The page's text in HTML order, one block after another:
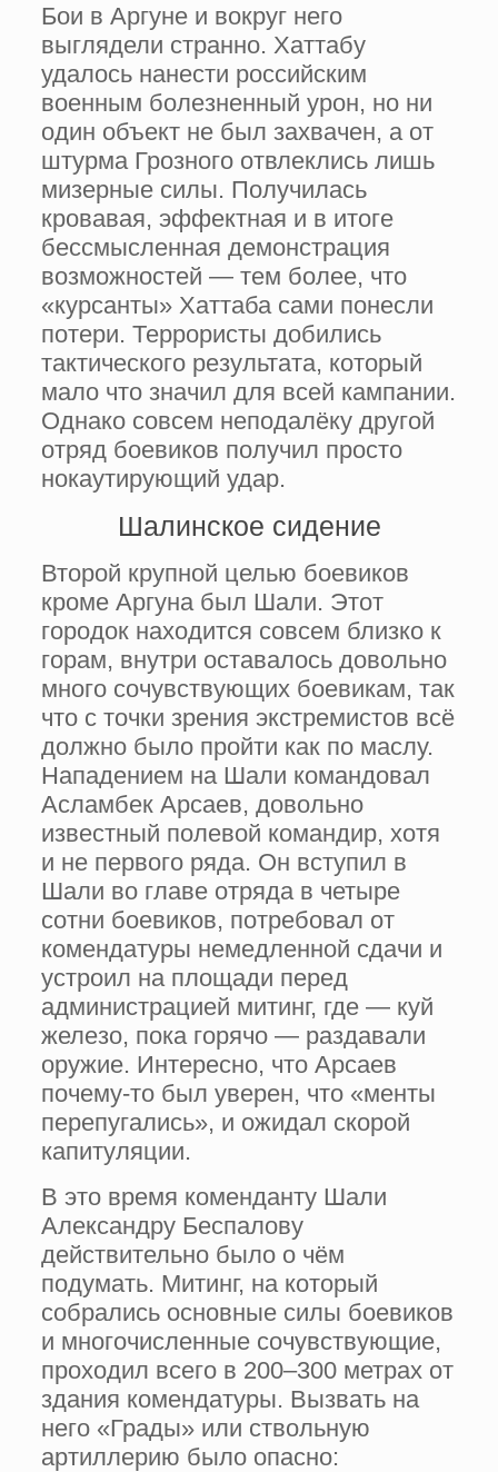
Бои в Аргуне и вокруг него
выглядели странно. Хаттабу
удалось нанести российским
военным болезненный урон, но ни
один объект не был захвачен, а от
штурма Грозного отвлеклись лишь
мизерные силы. Получилась
кровавая, эффектная и в итоге
бессмысленная демонстрация
возможностей — тем более, что
«курсанты» Хаттаба сами понесли
потери. Террористы добились
тактического результата, который
мало что значил для всей кампании.
Однако совсем неподалёку другой
отряд боевиков получил просто
нокаутирующий удар.
Шалинское сидение
Второй крупной целью боевиков
кроме Аргуна был Шали. Этот
городок находится совсем близко к
горам, внутри оставалось довольно
много сочувствующих боевикам, так
что с точки зрения экстремистов всё
должно было пройти как по маслу.
Нападением на Шали командовал
Асламбек Арсаев, довольно
известный полевой командир, хотя
и не первого ряда. Он вступил в
Шали во главе отряда в четыре
сотни боевиков, потребовал от
комендатуры немедленной сдачи и
устроил на площади перед
администрацией митинг, где — куй
железо, пока горячо — раздавали
оружие. Интересно, что Арсаев
почему-то был уверен, что «менты
перепугались», и ожидал скорой
капитуляции.
В это время коменданту Шали
Александру Беспалову
действительно было о чём
подумать. Митинг, на который
собрались основные силы боевиков
и многочисленные сочувствующие,
проходил всего в 200–300 метрах от
здания комендатуры. Вызвать на
него «Грады» или ствольную
артиллерию было опасно: